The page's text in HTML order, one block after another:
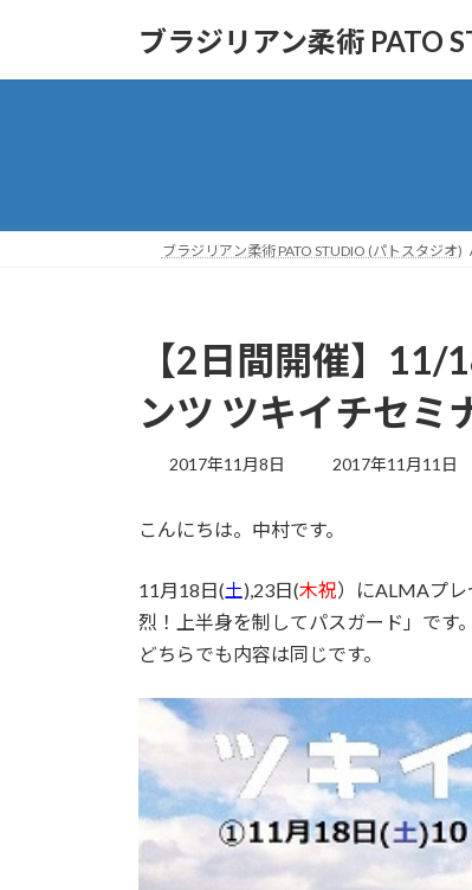
ブラジリアン柔術 PATO
ブラジリアン柔術 PATO STUDIO (パトスタジオ)
【2日間開催】
ンツ ツキイチセミ
2017年11月8日
最
新
時
:
2017年11月11日
こんにちは。中村です。
11月18日(土),23日(木祝）にALMAプレ
烈！上半身を制してパスガード」です
どちらでも内容は同じです。